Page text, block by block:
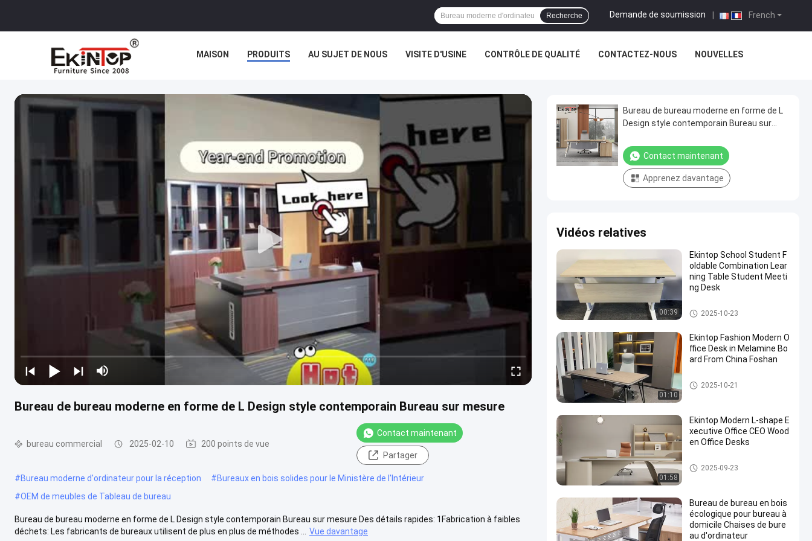
French
Demande de soumission
Recherche
MAISON PRODUITS AU SUJET DE NOUS VISITE D'USINE CONTRÔLE DE QUALITÉ CONTACTEZ-NOUS NOUVELLES
Bureau de bureau moderne en forme de L Design style contemporain Bureau sur mesure
bureau commercial 2025-02-10 200 points de vue
Contact maintenant
Partager
#Bureau moderne d'ordinateur pour la réception #Bureaux en bois solides pour le Ministère de l'Intérieur
#OEM de meubles de Tableau de bureau
Bureau de bureau moderne en forme de L Design style contemporain Bureau sur mesure Des détails rapides: 1Fabrication à faibles
déchets: Les fabricants de bureaux utilisent de plus en plus de méthodes ...
Vue davantage
Bureau de bureau moderne en forme de L
Design style contemporain Bureau sur
Contact maintenant
Apprenez davantage
Vidéos relatives
00:39
Ekintop School Student F
oldable Combination Lear
ning Table Student Meeti
ng Desk
bureau commercial
2025-10-23
01:10
Ekintop Fashion Modern O
ffice Desk in Melamine Bo
ard From China Foshan
bureau commercial
2025-10-21
01:58
Ekintop Modern L-shape E
xecutive Office CEO Wood
en Office Desks
bureau commercial
2025-09-23
Bureau de bureau en bois
écologique pour bureau à
domicile Chaises de bure
au d'ordinateur